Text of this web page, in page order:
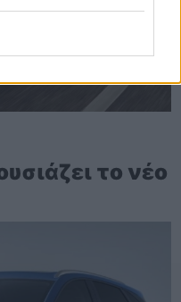
το νέο